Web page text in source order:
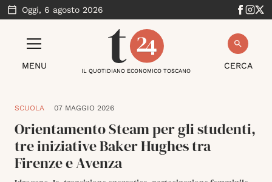
Oggi, 6 agosto 2026
MENU CERCA
IL QUOTIDIANO ECONOMICO TOSCANO
SCUOLA 07 MAGGIO 2026
Orientamento Steam per gli studenti,
tre iniziative Baker Hughes tra
Firenze e Avenza